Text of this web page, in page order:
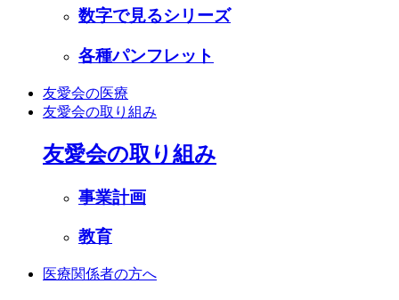
数字で見るシリーズ
各種パンフレット
友愛会の医療
友愛会の取り組み
友愛会の取り組み
事業計画
教育
医療関係者の方へ